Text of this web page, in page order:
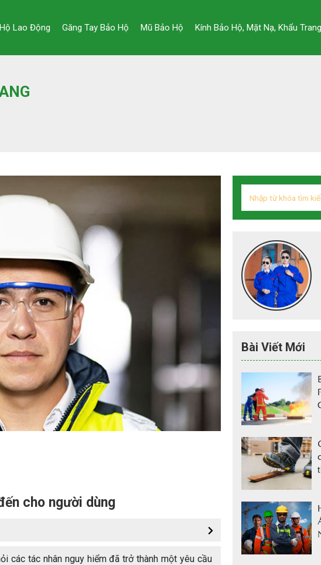
Lao Động Găng Tay Bảo Hộ Mũ Bảo Hộ Kính Bảo Hộ, Mặt Nạ, Khẩu Trang
cho người dùng
các tác nhân nguy hiểm đã trở thành một yêu cầu
Bài Viết Mới